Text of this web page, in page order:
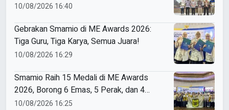
10/08/2026 16:40
Gebrakan Smamio di ME Awards 2026:
Tiga Guru, Tiga Karya, Semua Juara!
10/08/2026 16:29
Smamio Raih 15 Medali di ME Awards
2026, Borong 6 Emas, 5 Perak, dan 4
Perunggu
10/08/2026 16:25